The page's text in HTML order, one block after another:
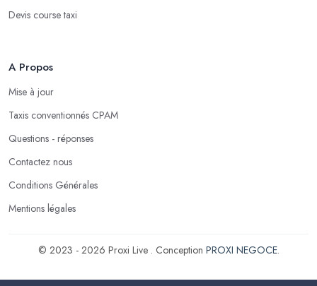
Devis course taxi
A Propos
Mise à jour
Taxis conventionnés CPAM
Questions - réponses
Contactez nous
Conditions Générales
Mentions légales
© 2023 - 2026 Proxi Live . Conception PROXI NEGOCE.